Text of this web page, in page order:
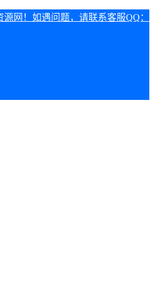
网！如遇问题，请联系客服QQ：